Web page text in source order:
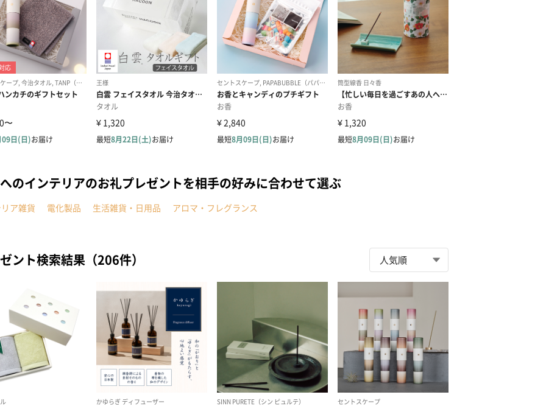
のインテリアのお礼プレゼントを相手の好みに合わせて選ぶ
ア雑貨 電化製品 生活雑貨・日用品 アロマ・フレグランス
ント検索結果（206件）